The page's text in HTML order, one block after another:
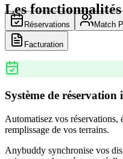
Les
Réservations Match
Facturation
Système de réservation
Automatisez vos réservations,
remplissage de vos terrains.
Anybuddy synchronise vos